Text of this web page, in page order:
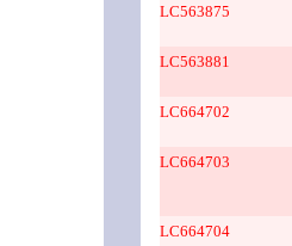
LC563875
LC563881
LC664702
LC664703
LC664704